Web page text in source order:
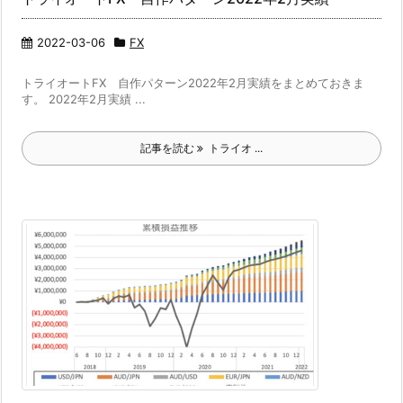
2022-03-06 FX
トライオートFX 自作パターン2022年2月実績をまとめておきま
す。 2022年2月実績 ...
記事を読む トライオ ...